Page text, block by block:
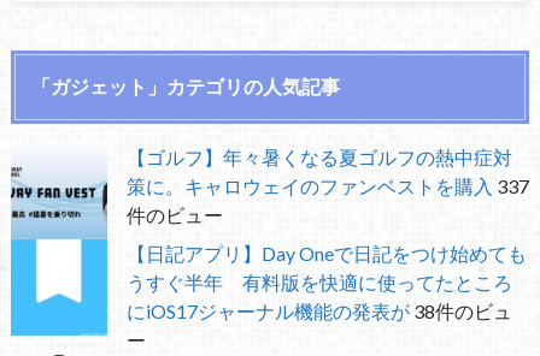
「ガジェット」カテゴリの人気記事
【ゴルフ】年々暑くなる夏ゴルフの熱中症対
策に。キャロウェイのファンベストを購入 337
件のビュー
【日記アプリ】Day Oneで日記をつけ始めても
うすぐ半年 有料版を快適に使ってたところ
にiOS17ジャーナル機能の発表が 38件のビュ
ー